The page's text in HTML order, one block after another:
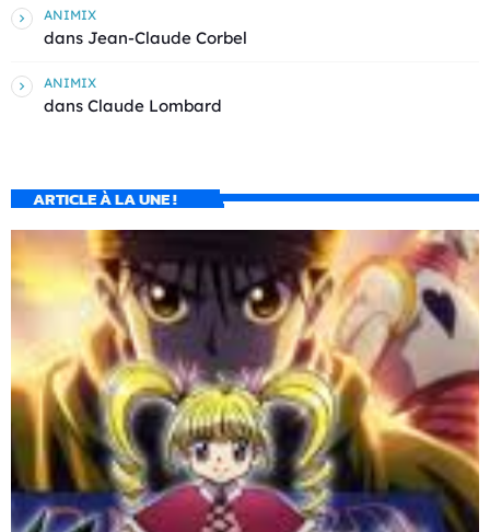
ANIMIX
dans Jean-Claude Corbel
ANIMIX
dans Claude Lombard
ARTICLE À LA UNE !